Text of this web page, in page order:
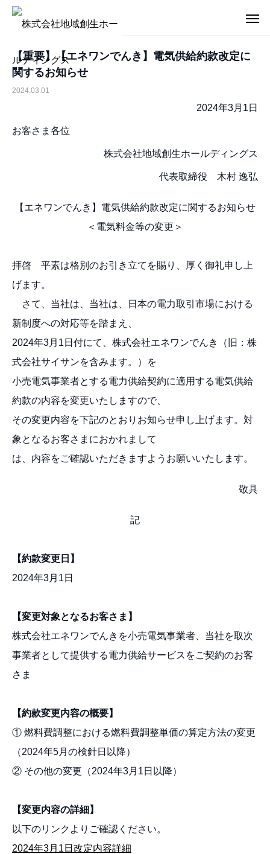
【重要】【エネワンでんき】電気供給約款改定に
関するお知らせ
2024.03.01
2024年3月1日
お客さま各位
株式会社地域創生ホールディングス
代表取締役 木村 逸弘
【エネワンでんき】電気供給約款改定に関するお知らせ
＜電気料金等の変更＞
拝啓 平素は格別のお引き⽴てを賜り、厚く御礼申し上
げます。
さて、当社は、当社は、日本の電力取引市場における
新制度への対応等を踏まえ、
2024年3月1日付にて、株式会社エネワンでんき（旧：株
式会社サイサンを含みます。）を
小売電気事業者とする電力供給契約に適用する電気供給
約款の内容を変更いたしますので、
その変更内容を下記のとおりお知らせ申し上げます。対
象となるお客さまにおかれまして
は、内容をご確認いただきますようお願いいたします。
敬具
記
【約款変更日】
2024年3月1日
【変更対象となるお客さま】
株式会社エネワンでんきを小売電気事業者、当社を取次
事業者として提供する電力供給サービスをご契約のお客
さま
【約款変更内容の概要】
① 燃料費調整における燃料費調整単価の算定方法の変更
（2024年5月の検針日以降）
② その他の変更（2024年3月1日以降）
【変更内容の詳細】
以下のリンクよりご確認ください。
2024年3月1日改定内容詳細